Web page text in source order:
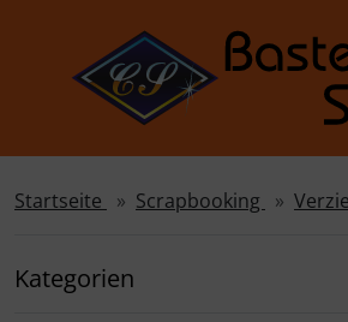
Sprungnavigation
Springe zur Navigation
Startseite Scrapbooking
Kategorien